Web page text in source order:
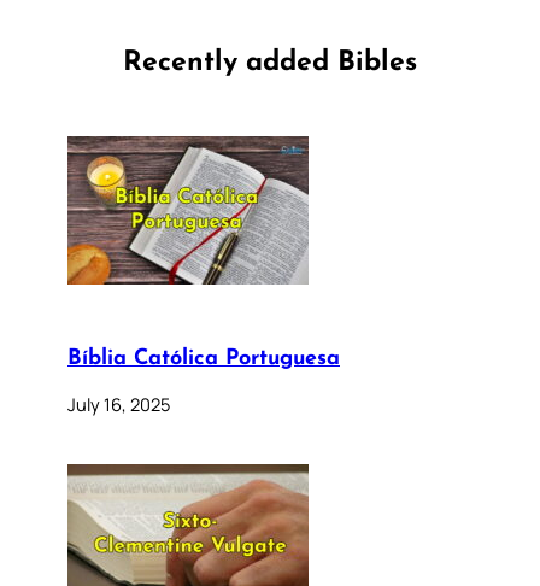
Recently added Bibles
Bíblia Católica Portuguesa
July 16, 2025